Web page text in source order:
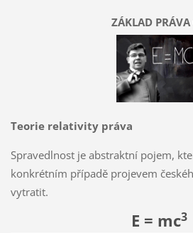
ZÁKLAD PRÁVA
Teorie relativity práva
Spravedlnost je abstraktní pojem,
konkrétním případě projevem
vytratit.
E = mc3